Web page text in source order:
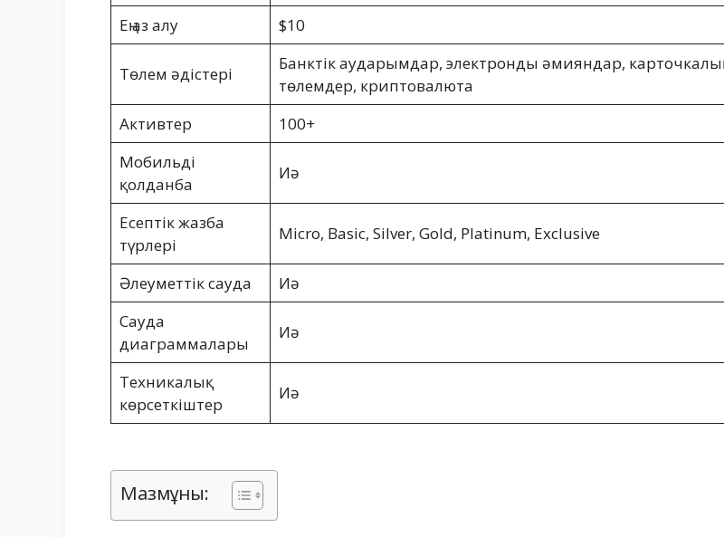
Ең аз алу $10
Төлем әдістері
Банктік аударымдар, электронды әмияндар,
төлемдер, криптовалюта
Активтер
100+
Мобильді
қолданба
Иә
Есептік жазба
түрлері
Micro, Basic, Silver, Gold, Platinum, Exclusive
Әлеуметтік сауда
Иә
Сауда
диаграммалары
Иә
Техникалық
көрсеткіштер
Иә
Мазмұны: